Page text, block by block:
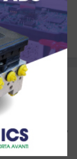
della
si fa il fine
io penso che